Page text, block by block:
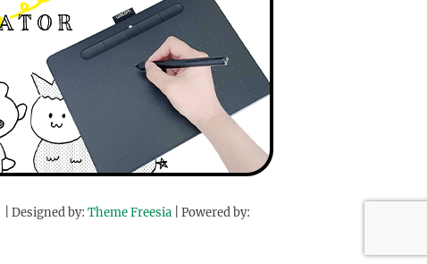
| Designed by: Theme Freesia| Powered by: